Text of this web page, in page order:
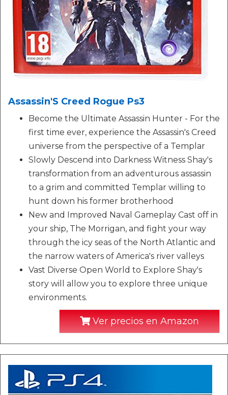
Assassin'S Creed Rogue Ps3
Become the Ultimate Assassin Hunter - For the
first time ever, experience the Assassin's Creed
universe from the perspective of a Templar
Slowly Descend into Darkness Witness Shay's
transformation from an adventurous assassin
to a grim and committed Templar willing to
hunt down his former brotherhood
New and Improved Naval Gameplay Cast off in
your ship, The Morrigan, and fight your way
through the icy seas of the North Atlantic and
the narrow waters of America's river valleys
Vast Diverse Open World to Explore Shay's
story will allow you to explore three unique
environments.
Ver precios en Amazon